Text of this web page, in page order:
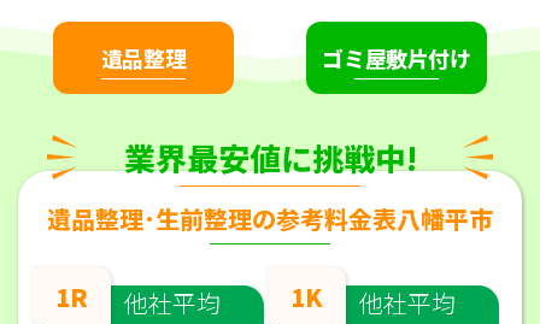
遺品整理 ゴミ屋敷片付け
業界最安値に挑戦中!
遺品整理･生前整理の参考料金表八幡平市
1R
他社平均
1K
他社平均